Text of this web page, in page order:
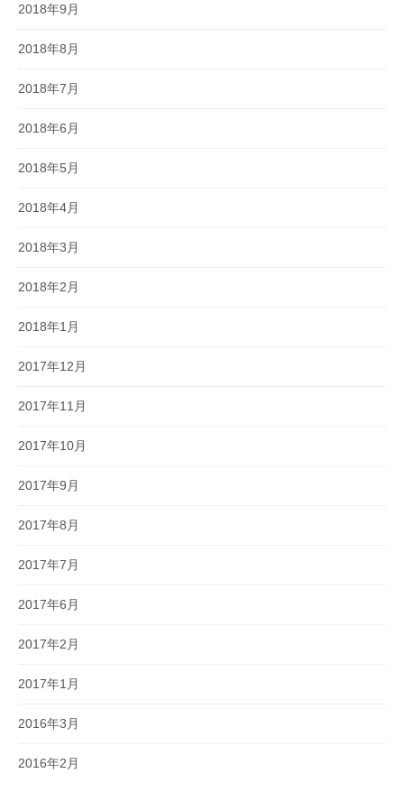
2018年9月
2018年8月
2018年7月
2018年6月
2018年5月
2018年4月
2018年3月
2018年2月
2018年1月
2017年12月
2017年11月
2017年10月
2017年9月
2017年8月
2017年7月
2017年6月
2017年2月
2017年1月
2016年3月
2016年2月